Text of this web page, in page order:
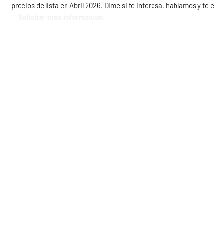
precios de lista en Abril 2026. Dime si te interesa, hablamos y te